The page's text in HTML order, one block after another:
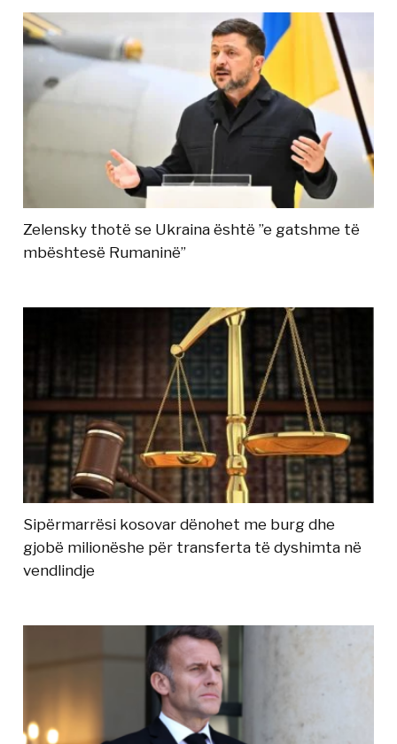
Zelensky thotë se Ukraina është ”e gatshme të
mbështesë Rumaninë”
Sipërmarrësi kosovar dënohet me burg dhe
gjobë milionëshe për transferta të dyshimta në
vendlindje